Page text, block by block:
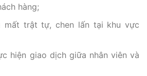
hàng;
mất trật tự, chen lấn tại khu vực
hiện giao dịch giữa nhân viên và